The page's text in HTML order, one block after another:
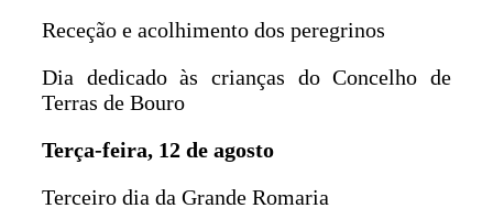
Receção e acolhimento dos peregrinos
Dia dedicado às crianças do Concelho de
Terras de Bouro
Terça-feira, 12 de agosto
Terceiro dia da Grande Romaria